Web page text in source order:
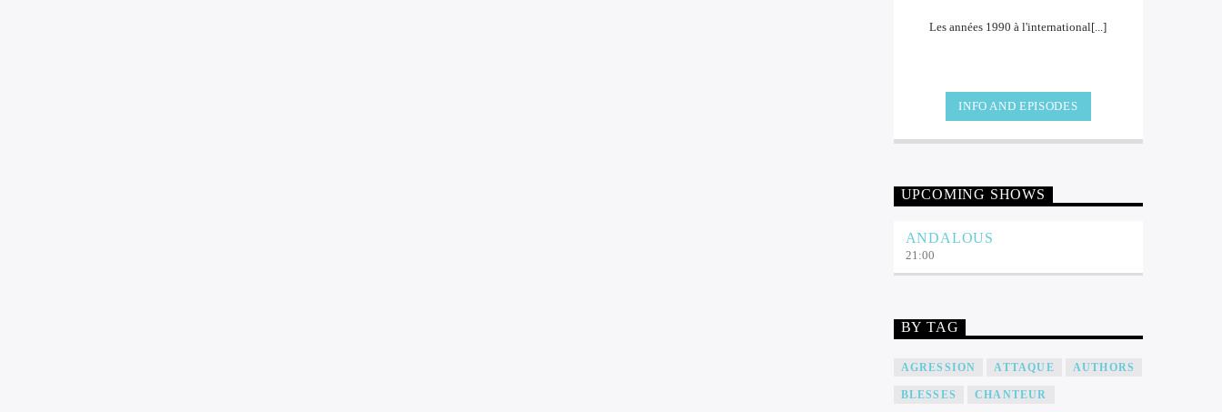
Les années 1990 à l'international[...]
INFO AND EPISODES
UPCOMING SHOWS
ANDALOUS
21:00
BY TAG
AGRESSION ATTAQUE AUTHORS
BLESSES CHANTEUR